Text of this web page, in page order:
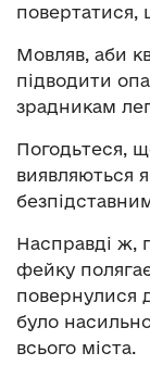
повертатися,
Мовляв, аби
підводити
зрадникам
Погодьтеся,
виявляються
Насправді ж,
фейку
повернулися
було
всього міста.